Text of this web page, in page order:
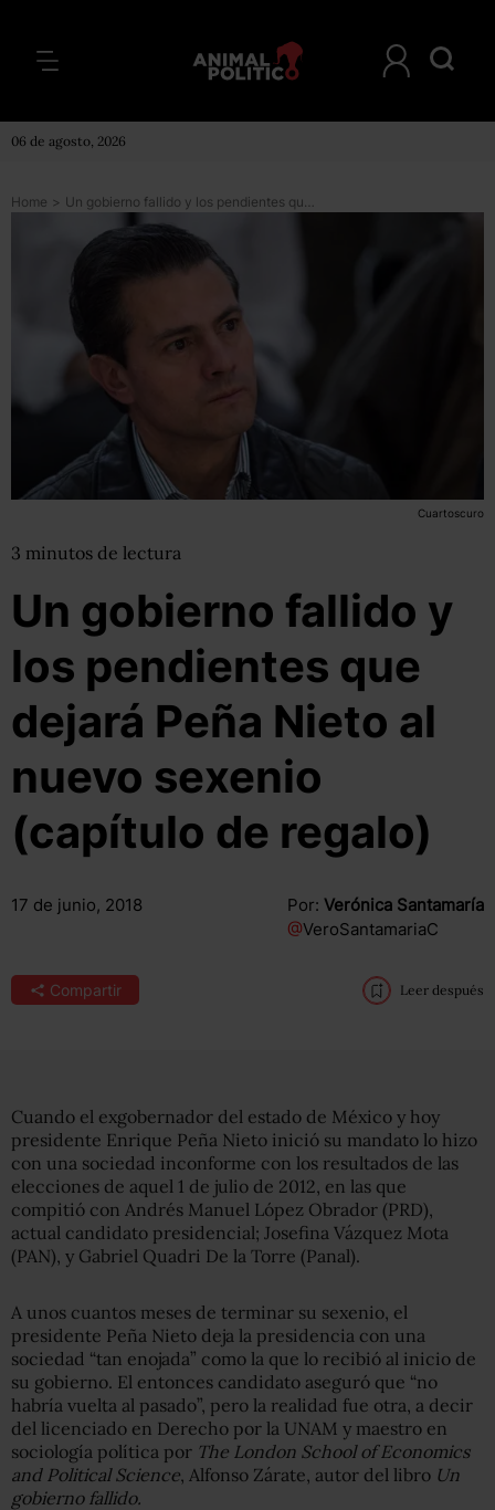
06 de agosto, 2026
Home > Un gobierno fallido y los pendientes que dejará Peña Nieto al nuevo sexenio (capítulo de regalo)
Cuartoscuro
3 minutos de lectura
Un gobierno fallido y
los pendientes que
dejará Peña Nieto al
nuevo sexenio
(capítulo de regalo)
17 de junio, 2018 Por: Verónica Santamaría
@VeroSantamariaC
Compartir Leer después
Cuando el exgobernador del estado de México y hoy
presidente Enrique Peña Nieto inició su mandato lo hizo
con una sociedad inconforme con los resultados de las
elecciones de aquel 1 de julio de 2012, en las que
compitió con Andrés Manuel López Obrador (PRD),
actual candidato presidencial; Josefina Vázquez Mota
(PAN), y Gabriel Quadri De la Torre (Panal).
A unos cuantos meses de terminar su sexenio, el
presidente Peña Nieto deja la presidencia con una
sociedad “tan enojada” como la que lo recibió al inicio de
su gobierno. El entonces candidato aseguró que “no
habría vuelta al pasado”, pero la realidad fue otra, a decir
del licenciado en Derecho por la UNAM y maestro en
sociología política por The London School of Economics
and Political Science, Alfonso Zárate, autor del libro Un
gobierno fallido.